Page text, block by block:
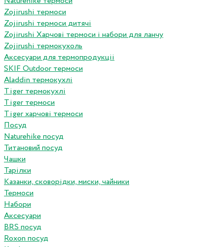
Zojirushi термоси
Zojirushi термоси дитячі
Zojirushi Харчові термоси і набори для ланчу
Zojirushi термокухоль
Аксесуари для термопродукціі
SKIF Outdoor термоси
Aladdin термокухлі
Tiger термокухлі
Tiger термоси
Tiger харчові термоси
Посуд
Naturehike посуд
Титановий посуд
Чашки
Тарілки
Казанки, сковорідки, миски, чайники
Термоси
Набори
Аксесуари
BRS посуд
Roxon посуд